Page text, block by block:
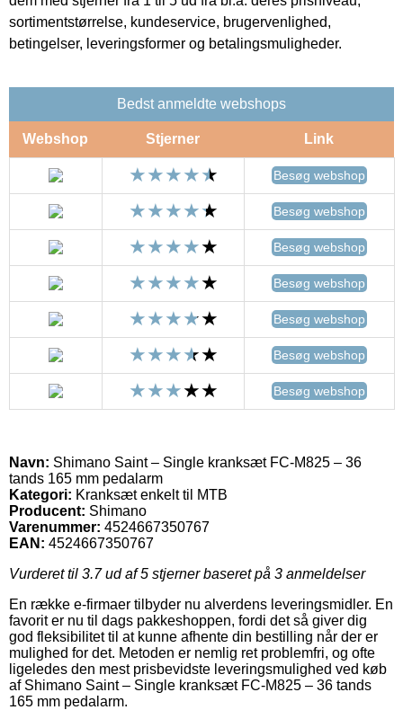
sortimentstørrelse, kundeservice, brugervenlighed,
betingelser, leveringsformer og betalingsmuligheder.
Bedst anmeldte webshops
Webshop Stjerner Link
Besøg webshop
Besøg webshop
Besøg webshop
Besøg webshop
Besøg webshop
Besøg webshop
Besøg webshop
Navn: Shimano Saint – Single kranksæt FC-M825 – 36
tands 165 mm pedalarm
Kategori: Kranksæt enkelt til MTB
Producent: Shimano
Varenummer: 4524667350767
EAN: 4524667350767
Vurderet til 3.7ud af 5 stjerner baseret på 3 anmeldelser
En række e-firmaer tilbyder nu alverdens leveringsmidler. En
favorit er nu til dags pakkeshoppen, fordi det så giver dig
god fleksibilitet til at kunne afhente din bestilling når der er
mulighed for det. Metoden er nemlig ret problemfri, og ofte
ligeledes den mest prisbevidste leveringsmulighed ved køb
af Shimano Saint – Single kranksæt FC-M825 – 36 tands
165 mm pedalarm.